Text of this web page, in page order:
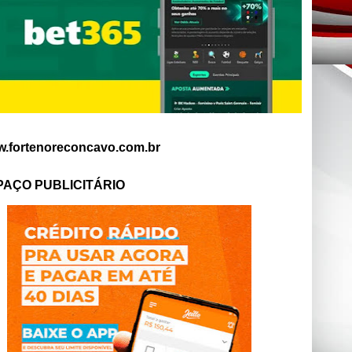
PUBLICITÁRIO